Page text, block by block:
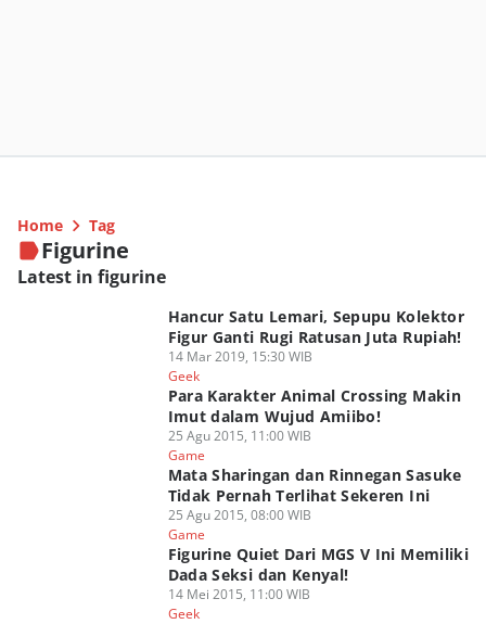
Home Tag
Figurine
Latest in figurine
Hancur Satu Lemari, Sepupu Kolektor
Figur Ganti Rugi Ratusan Juta Rupiah!
14 Mar 2019, 15:30 WIB
Geek
Para Karakter Animal Crossing Makin
Imut dalam Wujud Amiibo!
25 Agu 2015, 11:00 WIB
Game
Mata Sharingan dan Rinnegan Sasuke
Tidak Pernah Terlihat Sekeren Ini
25 Agu 2015, 08:00 WIB
Game
Figurine Quiet Dari MGS V Ini Memiliki
Dada Seksi dan Kenyal!
14 Mei 2015, 11:00 WIB
Geek